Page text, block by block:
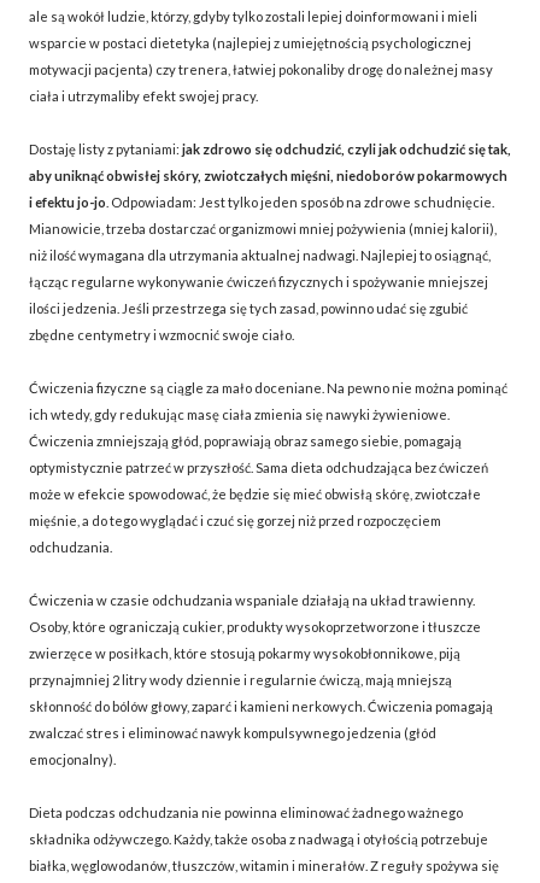
ale są wokół ludzie, którzy, gdyby tylko zostali lepiej doinformowani i mieli
wsparcie w postaci dietetyka (najlepiej z umiejętnością psychologicznej
motywacji pacjenta) czy trenera, łatwiej pokonaliby drogę do należnej masy
ciała i utrzymaliby efekt swojej pracy.
Dostaję listy z pytaniami: jak zdrowo się odchudzić, czyli jak odchudzić się tak,
aby uniknąć obwisłej skóry, zwiotczałych mięśni, niedoborów pokarmowych
i efektu jo-jo . Odpowiadam: Jest tylko jeden sposób na zdrowe schudnięcie.
Mianowicie, trzeba dostarczać organizmowi mniej pożywienia (mniej kalorii),
niż ilość wymagana dla utrzymania aktualnej nadwagi. Najlepiej to osiągnąć,
łącząc regularne wykonywanie ćwiczeń fizycznych i spożywanie mniejszej
ilości jedzenia. Jeśli przestrzega się tych zasad, powinno udać się zgubić
zbędne centymetry i wzmocnić swoje ciało.
Ćwiczenia fizyczne są ciągle za mało doceniane. Na pewno nie można pominąć
ich wtedy, gdy redukując masę ciała zmienia się nawyki żywieniowe.
Ćwiczenia zmniejszają głód, poprawiają obraz samego siebie, pomagają
optymistycznie patrzeć w przyszłość. Sama dieta odchudzająca bez ćwiczeń
może w efekcie spowodować, że będzie się mieć obwisłą skórę, zwiotczałe
mięśnie, a do tego wyglądać i czuć się gorzej niż przed rozpoczęciem
odchudzania.
Ćwiczenia w czasie odchudzania wspaniale działają na układ trawienny.
Osoby, które ograniczają cukier, produkty wysokoprzetworzone i tłuszcze
zwierzęce w posiłkach, które stosują pokarmy wysokobłonnikowe, piją
przynajmniej 2 litry wody dziennie i regularnie ćwiczą, mają mniejszą
skłonność do bólów głowy, zaparć i kamieni nerkowych. Ćwiczenia pomagają
zwalczać stres i eliminować nawyk kompulsywnego jedzenia (głód
emocjonalny).
Dieta podczas odchudzania nie powinna eliminować żadnego ważnego
składnika odżywczego. Każdy, także osoba z nadwagą i otyłością potrzebuje
białka, węglowodanów, tłuszczów, witamin i minerałów. Z reguły spożywa się